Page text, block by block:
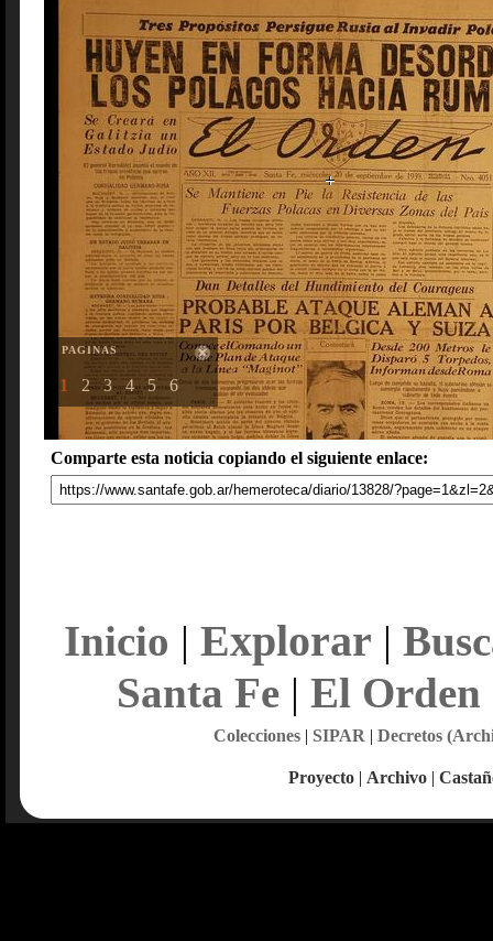
PAGINAS
1 2 3 4 5 6
Comparte esta noticia copiando el siguiente enlace:
Inicio | Explorar |
Santa Fe| El Orden
Colecciones| SIPAR | Decretos
Proyecto | Archivo |